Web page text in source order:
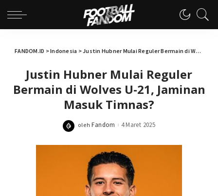
FANDOM.ID >Indonesia >Justin Hubner Mulai Reguler Bermain di Wolves U-21, Jaminan Masuk Timnas?
Justin Hubner Mulai Reguler
Bermain di Wolves U-21, Jaminan
Masuk Timnas?
Posted
oleh Fandom 4 Maret 2025